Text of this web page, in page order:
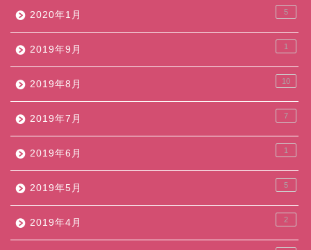
2020年1月 5
2019年9月 1
2019年8月 10
2019年7月 7
2019年6月 1
2019年5月 5
2019年4月 2